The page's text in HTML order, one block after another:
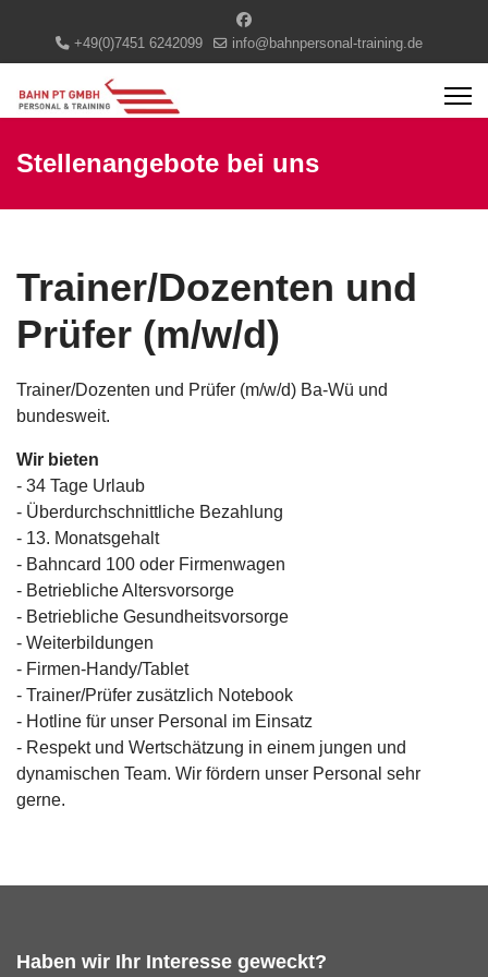
+49(0)7451 6242099 info@bahnpersonal-training.de
Stellenangebote bei uns
Trainer/Dozenten und
Prüfer (m/w/d)
Trainer/Dozenten und Prüfer (m/w/d) Ba-Wü und
bundesweit.
Wir bieten
- 34 Tage Urlaub
- Überdurchschnittliche Bezahlung
- 13. Monatsgehalt
- Bahncard 100 oder Firmenwagen
- Betriebliche Altersvorsorge
- Betriebliche Gesundheitsvorsorge
- Weiterbildungen
- Firmen-Handy/Tablet
- Trainer/Prüfer zusätzlich Notebook
- Hotline für unser Personal im Einsatz
- Respekt und Wertschätzung in einem jungen und
dynamischen Team. Wir fördern unser Personal sehr
gerne.
Haben wir Ihr Interesse geweckt?